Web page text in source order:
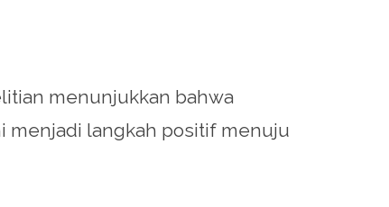
menunjukkan bahwa
menjadi langkah positif menuju